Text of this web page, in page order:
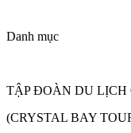
Danh mục
TẬP ĐOÀN DU LỊCH
(CRYSTAL BAY